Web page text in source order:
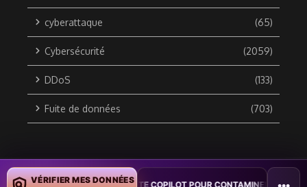
cyberattaque (65)
Cybersécurité (2059)
DDoS (133)
Fuite de données (703)
Copyright © 2010 / 2026 DATA SECURITY BREACH - Groupe
VÉRIFIER MES DONNÉES
WORD EXPLOITE COPILOT POUR CONTAMINER DES DOCUMENTS